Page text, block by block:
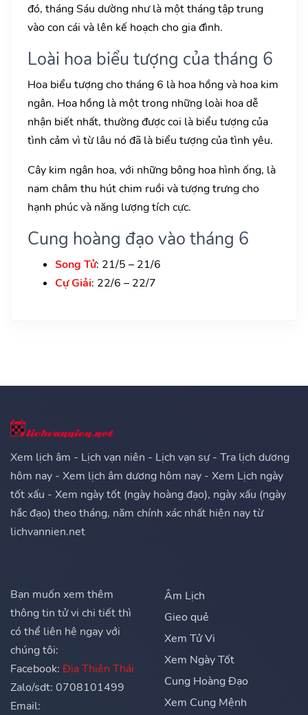
đó, tháng Sáu dường như là một tháng tập trung
vào con cái và lên kế hoạch cho gia đình.
Loài hoa biểu tượng của tháng 6
Hoa biểu tượng cho tháng 6 là hoa hồng và hoa kim
ngân. Hoa hồng là một trong những loài hoa dễ
nhận biết nhất, thường được coi là biểu tượng của
tình cảm vì từ lâu nó đã là biểu tượng của tình yêu.
Cây kim ngân hoa, với những bông hoa hình ống, là
nam châm thu hút chim ruồi và tượng trưng cho
hạnh phúc và năng lượng tích cực.
Cung hoàng đạo vào tháng 6
Song Tử: 21/5 – 21/6
Cự Giải: 22/6 – 22/7
Xem lịch âm - Lịch vạn niên - Lịch vạn sự - Tra lịch dương
hôm nay - Xem lịch âm dương hôm nay - Xem Lịch ngày
tốt xấu - Xem ngày tốt (ngày hoàng đạo), ngày xấu (ngày
hắc đạo) theo tháng, năm chính xác nhất hiện nay từ
lichvannien.net
Bạn muốn xem thêm
thông tin tử vi chi tiết thì
có thể liên hệ ngay với
chúng tôi:
Facebook: Địa Thiên Thái
Zalo/sdt: 0708101499
Email:
Âm Lịch
Gieo quẻ
Xem Tử Vi
Xem Ngày Tốt
Cung Hoàng Đạo
Xem Cung Mệnh